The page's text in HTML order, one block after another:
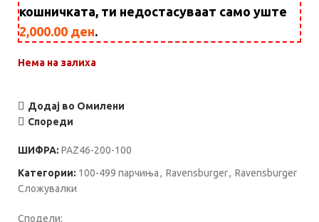
кошничката, ти недостасуваат само уште
2,000.00 ден.
Нема на залиха
Додај во Омилени
Спореди
ШИФРА: PAZ46-200-100
Категории: 100-499 парчиња, Ravensburger, Ravensburger
Сложувалки
Сподели: